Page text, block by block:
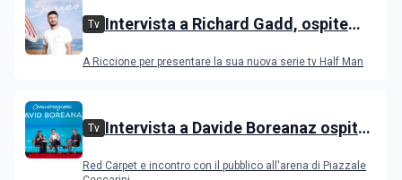
Tv Intervista a Richard Gadd, ospite
A Riccione per presentare la sua nuova serie tv Half Man
Tv Intervista a Davide Boreanaz ospite
Red Carpet e incontro con il pubblico all'arena di Piazzale